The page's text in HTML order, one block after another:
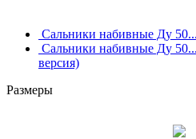
Сальники набивные Ду
Сальники набивные Ду
версия)
Размеры